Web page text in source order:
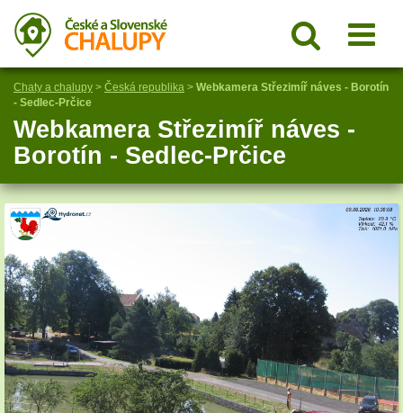
Chaty a chalupy > Česká republika > Webkamera Střezimíř náves - Borotín
- Sedlec-Prčice
Webkamera Střezimíř náves -
Borotín - Sedlec-Prčice